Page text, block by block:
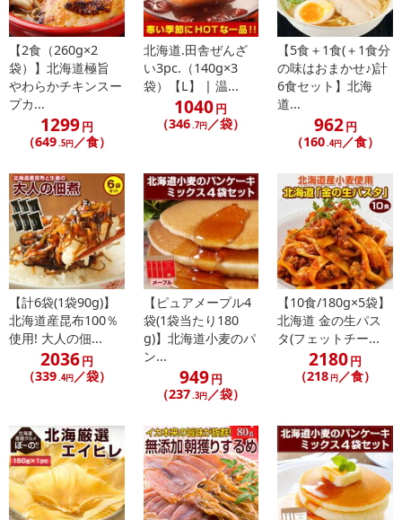
・原産国（最終加工地）：日本
・原材料/材質/素材：
◆（生麺）小麦粉、小麦たん白、卵白、かんすい、プロピレング
リコール、酒精、乳酸ナトリウム、食塩、クチナシ色素、（本品は
そば、卵を含む商品と共通の設備で製造しています）
↓以下ラーメンスープ ※おまかせの味1食は下記のいずれかから
プレゼントさせて頂きます。
◆（熟成札幌みそ）味噌、ポークエキス、豚肉、糖蜜、植物油
脂、食塩、しょうが、にんにく、動物油脂、ごま、香辛料、調味
料、（アミノ酸等）、酒精、酸味料、着色料（カラメル）、香料、
（原材料の一部に牛肉、ごま、大豆、豚肉を含む）
◆（濃厚旭川醤油）
醤油、ポークエキス、豚脂、糖蜜、食塩、チキンエキス、にんに
く、ゴマ、アーモンド、香辛料、酵母エキス、調味料（アミノ酸
等）、酒精、着色料（カラメル）、酸味料、増粘剤（加工デンプ
ン）、（原材料の一部に乳、大豆、鶏肉、豚肉、ゼラチン、ごまを
◆（函館旨塩こんぶ）
醤油、食塩、植物油脂、醗酵調味料、動物油脂、蛋白酵素分解
物、チキンエキス、醸造酒、昆布エキス、香辛料、かつお節エキ
ス、白子えび粉、調味料（アミノ酸等）、酒精、酸味料、増粘剤
【2食（260g×2
袋）】北海道極旨
やわらかチキンスー
プカ...
1299円
（649.5円／食）
北海道.田舎ぜんざ
い3pc.（140g×3
袋）【L】 | 温...
1040円
（346.7円／袋）
【5食＋1食(＋1食分
の味はおまかせ♪)計
6食セット】北海
道...
962円
（160.4円／食）
【計6袋(1袋90g)】
北海道産昆布100％
使用! 大人の佃...
2036円
（339.4円／袋）
【ピュアメープル4
袋(1袋当たり180
g)】北海道小麦のパ
ン...
949円
（237.3円 ／袋）
【10食/180g×5袋】
北海道 金の生パス
タ(フェットチー...
2180円
（218 円 ／食）